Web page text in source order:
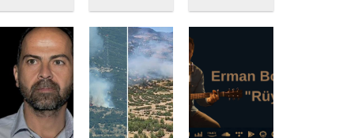
Vizyonda:
Psikolojik
Gerilim
Tutkunlarını
Bekleyen
Yeni Yapım
Başrolünde
Refah
Partisi
Sultangazi
Gençlik
Kolları
Başkanlığı
Görevine
Babat,
Devletine
Yatırımlarıyla
Dikkat
Çekiyor
Ekonomik